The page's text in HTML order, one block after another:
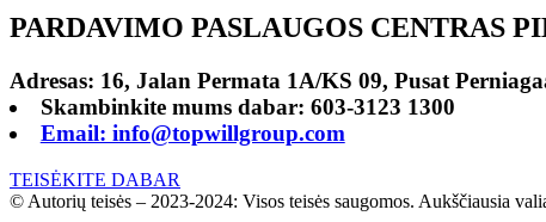
PARDAVIMO PASLAUGOS CENTRAS
Adresas: 16, Jalan Permata 1A/KS 09, Pusat
Skambinkite mums dabar: 603-3123 1300
Email: info@topwillgroup.com
TEISĖKITE DABAR
© Autorių teisės – 2023-2024: Visos teisės saugomos. Aukščiausia